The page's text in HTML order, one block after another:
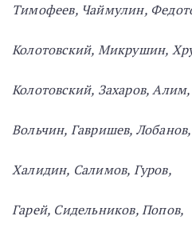
Тимофеев, Чаймулин,
Колотовский, Микрушин,
Колотовский, Захаров, Алим,
Вольчин, Гавришев, Лобанов,
Халидин, Салимов, Гуров,
Гарей, Сидельников, Попов,